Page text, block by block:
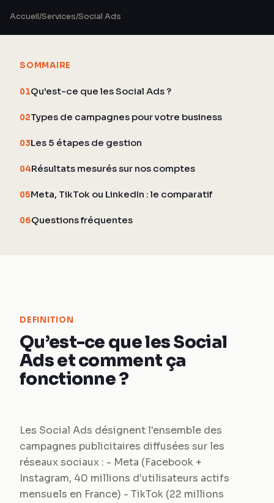
Accueil/Services/Social Ads
SOMMAIRE
01Qu'est-ce que les Social Ads ?
02Types de campagnes pour votre business
03Les 5 étapes de gestion
04Résultats mesurés sur nos comptes
05Meta, TikTok ou LinkedIn : le comparatif
06Questions fréquentes
DEFINITION
Qu’est-ce que les Social
Ads et comment ça
fonctionne ?
Les Social Ads désignent l'ensemble des
campagnes publicitaires diffusées sur les
réseaux sociaux : - Meta (Facebook +
Instagram, 40 millions d'utilisateurs actifs
mensuels en France) - TikTok (22 millions